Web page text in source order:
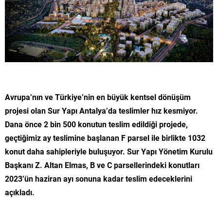
Avrupa’nın ve Türkiye’nin en büyük kentsel dönüşüm
projesi olan Sur Yapı Antalya’da teslimler hız kesmiyor.
Dana önce 2 bin 500 konutun teslim edildiği projede,
geçtiğimiz ay teslimine başlanan F parsel ile birlikte 1032
konut daha sahipleriyle buluşuyor. Sur Yapı Yönetim Kurulu
Başkanı Z. Altan Elmas, B ve C parsellerindeki konutları
2023’ün haziran ayı sonuna kadar teslim edeceklerini
açıkladı.